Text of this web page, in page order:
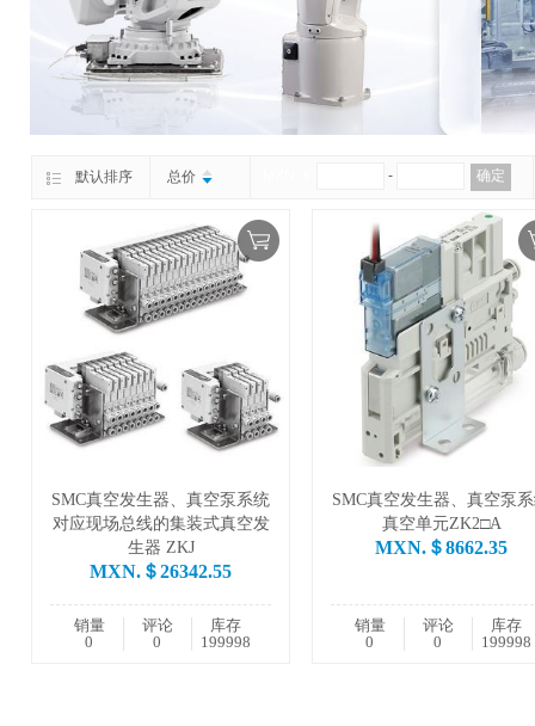
默认排序 总价 - 确定
SMC真空发生器、真空泵系统
对应现场总线的集装式真空发
生器 ZKJ
MXN.＄26342.55
销量
0
评论
0
库存
199998
SMC真空发生器、真空泵
真空单元ZK2□A
MXN.＄8662.35
销量
0
评论
0
库存
199998